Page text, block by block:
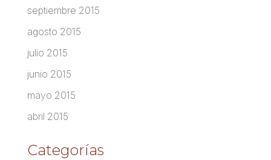
septiembre 2015
agosto 2015
julio 2015
junio 2015
mayo 2015
abril 2015
Categorías